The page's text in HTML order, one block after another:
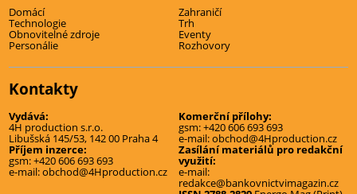
Domácí Zahraničí
Technologie Trh
Obnovitelné zdroje Eventy
Personálie Rozhovory
Kontakty
Vydává:
4H production s.r.o.
Libušská 145/53, 142 00 Praha 4
Příjem inzerce:
gsm:+420 606 693 693
e-mail:obchod@4Hproduction.cz
Komerční přílohy:
gsm:+420 606 693 693
e-mail:obchod@4Hproduction.cz
Zasílání materiálů pro redakční
využití:
e-mail:
redakce@bankovnictvimagazin.cz